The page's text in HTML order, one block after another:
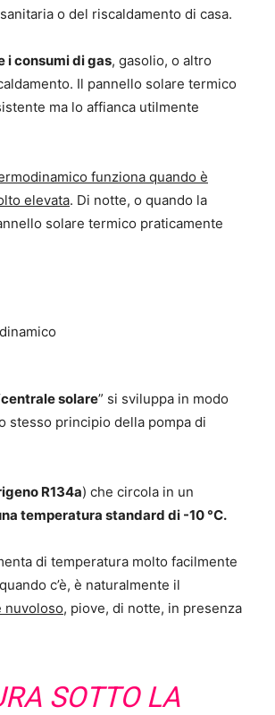
o del riscaldamento di casa.
i consumi di gas, gasolio, o altro
Il pannello solare termico
ma lo affianca utilmente
funziona quando è
elevata. Di notte, o quando la
solare termico praticamente
centrale solare” si sviluppa in modo
stesso principio della pompa di
R134a) che circola in un
temperatura standard di -10 °C.
di temperatura molto facilmente
c’è, è naturalmente il
nuvoloso, piove, di notte, in presenza
SOTTO LA